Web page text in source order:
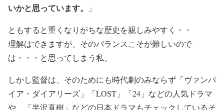
いかと思っています。
」
ともすると重くなりがちな歴史を親しみやすく・・
理解はできますが、そのバランスこそが難しいので
は・・・と思ってしまう私。
しかし監督は、そのためにも時代劇のみならず「ヴァンパ
イア・ダイアリーズ」「LOST」「24」などの人気ドラマ
や、「半沢直樹」などの日本ドラマもチェックしているそ